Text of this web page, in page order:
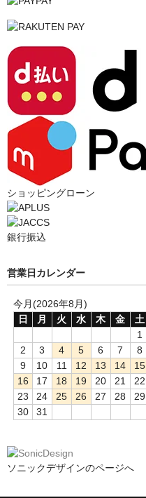
ショッピングローン
銀行振込
営業日カレンダー
今月(2026年8月)
日
月 火 水 木 金
土
1
2
3 4 5 6 7
8
9
10 11 12 13 14
15
16
17 18 19 20 21
22
23
24 25 26 27 28
29
30
31
ソニックデザインのページへ